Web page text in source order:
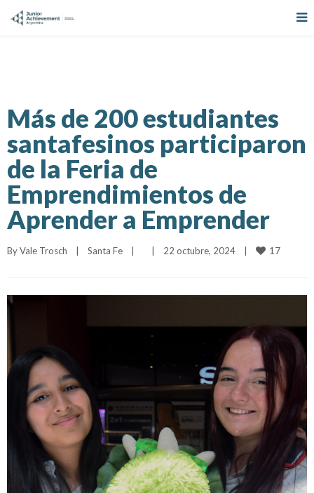
Más de 200 estudiantes
santafesinos participaron
de la Feria de
Emprendimientos de
Aprender a Emprender
By Vale Trosch Santa Fe 22 octubre, 2024 17